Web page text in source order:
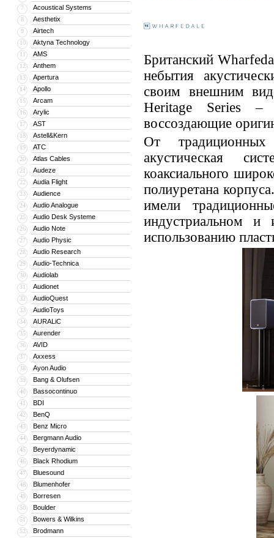
7 Acoustical Systems
8 Aesthetix
9 Airtech
10 Aktyna Technology
11 AMS
12 Anthem
13 Apertura
14 Apollo
15 Arcam
16 Arylic
17 AST
18 Astell&Kern
19 ATC
20 Atlas Cables
21 Audeze
22 Audia Flight
23 Audience
24 Audio Analogue
25 Audio Desk Systeme
26 Audio Note
27 Audio Physic
28 Audio Research
29 Audio-Technica
30 Audiolab
31 Audionet
32 AudioQuest
33 AudioToys
34 AURALiC
35 Aurender
36 AVID
37 Axxess
38 Ayon Audio
39 Bang & Olufsen
40 Bassocontinuo
41 BDI
42 BenQ
43 Benz Micro
44 Bergmann Audio
45 Beyerdynamic
46 Black Rhodium
47 Bluesound
48 Blumenhofer
49 Borresen
50 Boulder
51 Bowers & Wilkins
52 Brodmann
Британский
небытия
своим внешним
Heritage Series –
воссоздающие
От традиционных
акустическая
коаксиального
полиуретана
имели
индустриальном и
использованию